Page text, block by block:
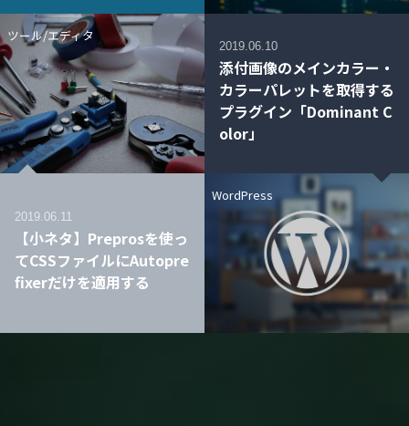
ツール/エディタ
2019.06.11
【小ネタ】Preprosを使っ
てCSSファイルにAutopre
fixerだけを適用する
WordPress
2019.06.10
添付画像のメインカラー・
カラーパレットを取得する
プラグイン「Dominant C
olor」